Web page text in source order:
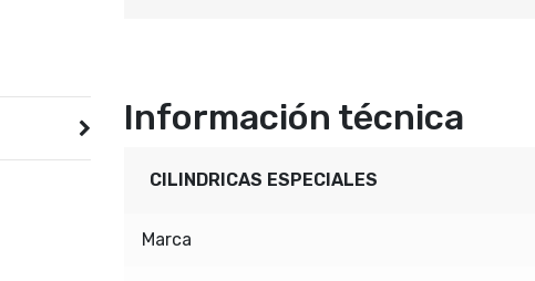
Información técnica
CILINDRICAS ESPECIALES
Marca